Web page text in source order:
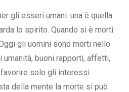
gli esseri umani: una è quella
lo spirito. Quando si è morti
gli uomini sono morti nello
buoni rapporti, affetti,
solo gli interessi
della mente la morte si può